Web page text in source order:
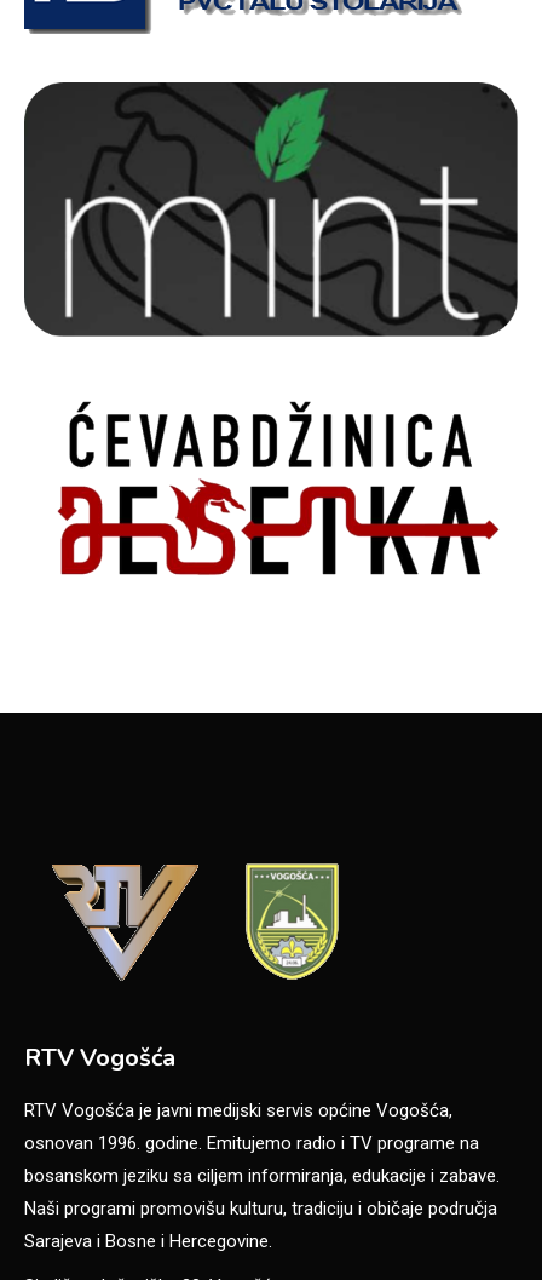
RTV Vogošća
RTV Vogošća je javni medijski servis općine Vogošća,
osnovan 1996. godine. Emitujemo radio i TV programe na
bosanskom jeziku sa ciljem informiranja, edukacije i zabave.
Naši programi promovišu kulturu, tradiciju i običaje područja
Sarajeva i Bosne i Hercegovine.